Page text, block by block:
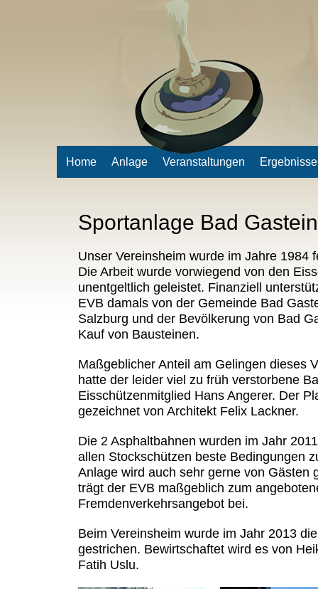
Home Anlage Veranstaltungen Ergebnisse
Sportanlage Bad Gastein
Unser Vereinsheim wurde im Jahre 1984
Die Arbeit wurde vorwiegend von den
unentgeltlich geleistet. Finanziell
EVB damals von der Gemeinde Bad
Salzburg und der Bevölkerung von Bad
Kauf von Bausteinen.
Maßgeblicher Anteil am Gelingen dieses
hatte der leider viel zu früh verstorbene
Eisschützenmitglied Hans Angerer. Der
gezeichnet von Architekt Felix Lackner.
Die 2 Asphaltbahnen wurden im Jahr
allen Stockschützen beste Bedingungen
Anlage wird auch sehr gerne von Gästen
trägt der EVB maßgeblich zum
Fremdenverkehrsangebot bei.
Beim Vereinsheim wurde im Jahr 2013
gestrichen. Bewirtschaftet wird es von
Fatih Uslu.